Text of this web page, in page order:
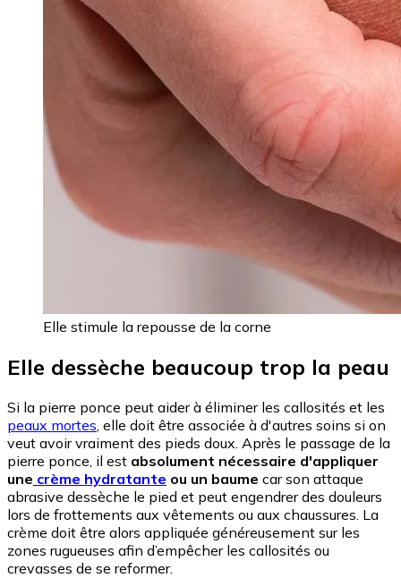
Elle stimule la repousse de la corne
Elle dessèche beaucoup trop la peau
Si la pierre ponce peut aider à éliminer les callosités et les
peaux mortes , elle doit être associée à d'autres soins si on
veut avoir vraiment des pieds doux. Après le passage de la
pierre ponce, il est absolument nécessaire d'appliquer
une crème hydratante ou un baume car son attaque
abrasive dessèche le pied et peut engendrer des douleurs
lors de frottements aux vêtements ou aux chaussures. La
crème doit être alors appliquée généreusement sur les
zones rugueuses afin d’empêcher les callosités ou
crevasses de se reformer.